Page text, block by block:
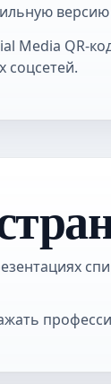
версию
Media QR-
соцсетей.